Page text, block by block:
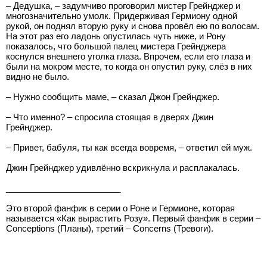
– Дедушка, – задумчиво проговорил мистер Грейнджер и
многозначительно умолк. Придерживая Гермиону одной
рукой, он поднял вторую руку и снова провёл ею по волосам.
На этот раз его ладонь опустилась чуть ниже, и Рону
показалось, что большой палец мистера Грейнджера
коснулся внешнего уголка глаза. Впрочем, если его глаза и
были на мокром месте, то когда он опустил руку, слёз в них
видно не было.
– Нужно сообщить маме, – сказал Джон Грейнджер.
– Что именно? – спросила стоящая в дверях Джин
Грейнджер.
– Привет, бабуля, ты как всегда вовремя, – ответил ей муж.
Джин Грейнджер удивлённо вскрикнула и расплакалась.
Это второй фанфик в серии о Роне и Гермионе, которая
называется «Как вырастить Розу». Первый фанфик в серии –
Conceptions (Планы), третий – Concerns (Тревоги).